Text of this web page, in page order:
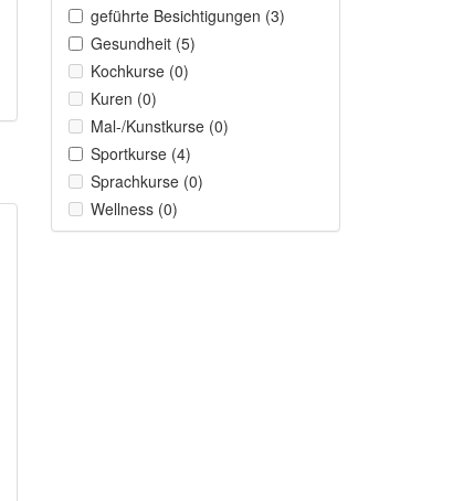
geführte Besichtigungen (3)
Gesundheit (5)
Kochkurse (0)
Kuren (0)
Mal-/Kunstkurse (0)
Sportkurse (4)
Sprachkurse (0)
Wellness (0)